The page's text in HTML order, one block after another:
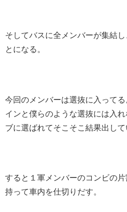
そしてバスに全メンバーが集結
とになる。
今回のメンバーは選抜に入って
インと僕らのような選抜には入
ブに選ばれてそこそこ結果出して
すると１軍メンバーのコンビの
持って車内を仕切りだす。